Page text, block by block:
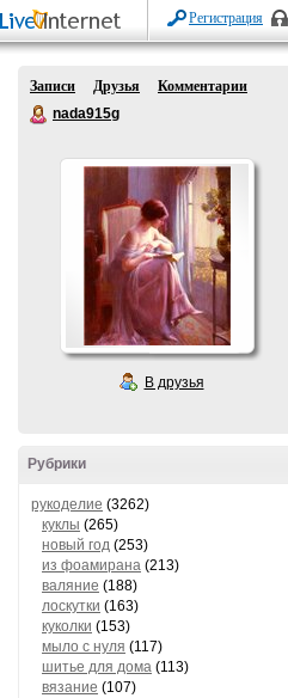
Регистрация
Записи Друзья
Комментарии
nada915g
В друзья
Рубрики
рукоделие (3262)
куклы (265)
новый год (253)
из фоамирана (213)
валяние (188)
лоскутки (163)
куколки (153)
мыло с нуля (117)
шитье для дома (113)
вязание (107)